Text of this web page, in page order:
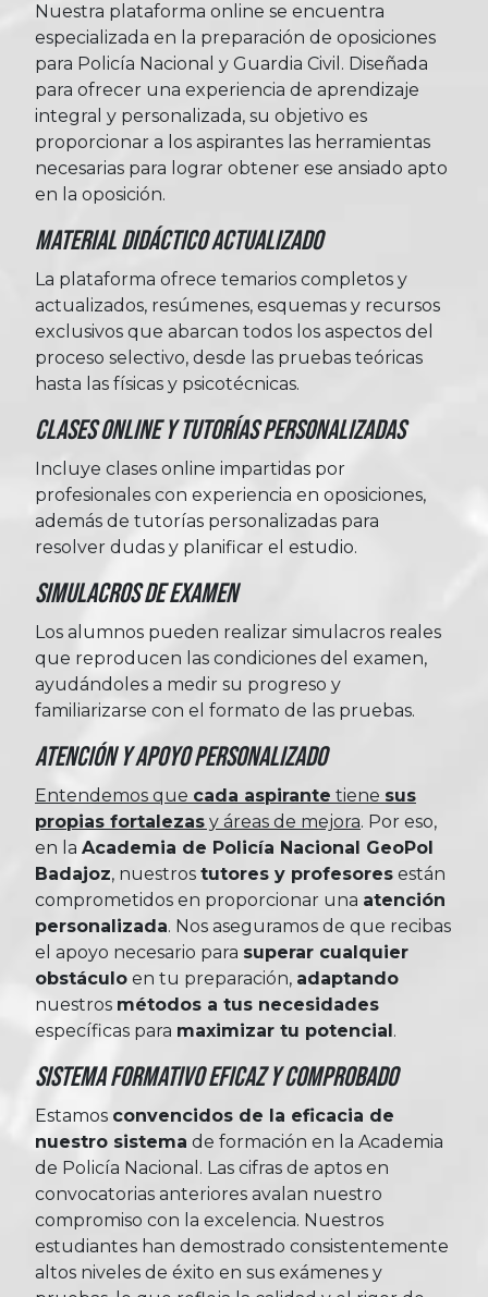
Nuestra plataforma online se encuentra
especializada en la preparación de oposiciones
para Policía Nacional y Guardia Civil. Diseñada
para ofrecer una experiencia de aprendizaje
integral y personalizada, su objetivo es
proporcionar a los aspirantes las herramientas
necesarias para lograr obtener ese ansiado apto
en la oposición.
Material Didáctico Actualizado
La plataforma ofrece temarios completos y
actualizados, resúmenes, esquemas y recursos
exclusivos que abarcan todos los aspectos del
proceso selectivo, desde las pruebas teóricas
hasta las físicas y psicotécnicas.
Clases Online y Tutorías Personalizadas
Incluye clases online impartidas por
profesionales con experiencia en oposiciones,
además de tutorías personalizadas para
resolver dudas y planificar el estudio.
Simulacros de Examen
Los alumnos pueden realizar simulacros reales
que reproducen las condiciones del examen,
ayudándoles a medir su progreso y
familiarizarse con el formato de las pruebas.
Atención y Apoyo Personalizado
Entendemos que cada aspirante tiene sus
propias fortalezas y áreas de mejora. Por eso,
en la Academia de Policía Nacional GeoPol
Badajoz, nuestros tutores y profesores están
comprometidos en proporcionar una atención
personalizada. Nos aseguramos de que recibas
el apoyo necesario para superar cualquier
obstáculo en tu preparación, adaptando
nuestros métodos a tus necesidades
específicas para maximizar tu potencial .
Sistema Formativo Eficaz y Comprobado
Estamos convencidos de la eficacia de
nuestro sistema de formación en la Academia
de Policía Nacional. Las cifras de aptos en
convocatorias anteriores avalan nuestro
compromiso con la excelencia. Nuestros
estudiantes han demostrado consistentemente
altos niveles de éxito en sus exámenes y